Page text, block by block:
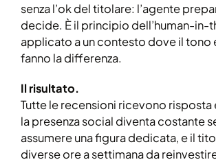
senza l’ok del titolare: l’agente
decide. È il principio dell’human-
applicato a un contesto dove il tono
fanno la differenza.
Il risultato.
Tutte le recensioni ricevono risposta
la presenza social diventa costante
assumere una figura dedicata, e il
diverse ore a settimana da